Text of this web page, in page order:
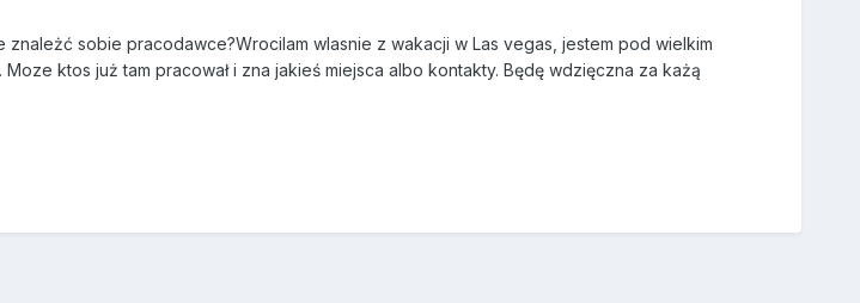
sobie pracodawce?Wrocilam wlasnie z wakacji w Las vegas, jestem pod wielkim
ktos już tam pracował i zna jakieś miejsca albo kontakty. Będę wdzięczna za każą